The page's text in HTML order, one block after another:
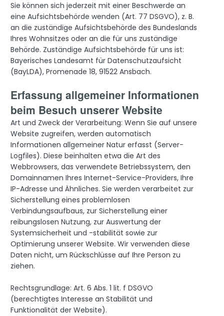
Sie können sich jederzeit mit einer Beschwerde an
eine Aufsichtsbehörde wenden (Art. 77 DSGVO), z. B.
an die zuständige Aufsichtsbehörde des Bundeslands
Ihres Wohnsitzes oder an die für uns zuständige
Behörde. Zuständige Aufsichtsbehörde für uns ist:
Bayerisches Landesamt für Datenschutzaufsicht
(BayLDA), Promenade 18, 91522 Ansbach.
Erfassung allgemeiner Informationen
beim Besuch unserer Website
Art und Zweck der Verarbeitung: Wenn Sie auf unsere
Website zugreifen, werden automatisch
Informationen allgemeiner Natur erfasst (Server-
Logfiles). Diese beinhalten etwa die Art des
Webbrowsers, das verwendete Betriebssystem, den
Domainnamen Ihres Internet-Service-Providers, Ihre
IP-Adresse und Ähnliches. Sie werden verarbeitet zur
Sicherstellung eines problemlosen
Verbindungsaufbaus, zur Sicherstellung einer
reibungslosen Nutzung, zur Auswertung der
Systemsicherheit und -stabilität sowie zur
Optimierung unserer Website. Wir verwenden diese
Daten nicht, um Rückschlüsse auf Ihre Person zu
ziehen.
Rechtsgrundlage: Art. 6 Abs. 1 lit. f DSGVO
(berechtigtes Interesse an Stabilität und
Funktionalität der Website).